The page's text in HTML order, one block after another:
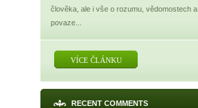
člověka, ale i vše o rozumu, vědomostech a
povaze...
VÍCE ČLÁNKU
RECENT COMMENTS